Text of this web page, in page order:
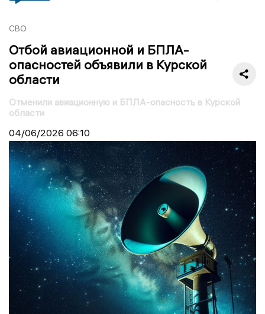
СВО
Отбой авиационной и БПЛА-
опасностей объявили в Курской
области
Отменили авиационную и БПЛА-опасность в Курской
области
04/06/2026 06:10